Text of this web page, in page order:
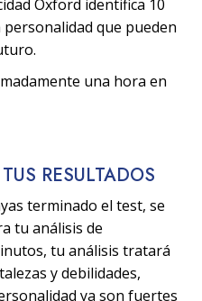
Oxford identifica 10
que pueden
una hora en
RESULTADOS
terminado el test, se
tu análisis de
tu análisis tratará
y debilidades,
ya son fuertes